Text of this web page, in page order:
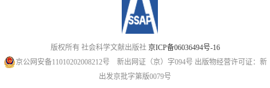
版权所有 社会科学文献出版社 京ICP备06036494号-16
京公网安备11010202008212号 新出网证（京）字094号 出版物经营许可证：新
出发京批字第版0079号